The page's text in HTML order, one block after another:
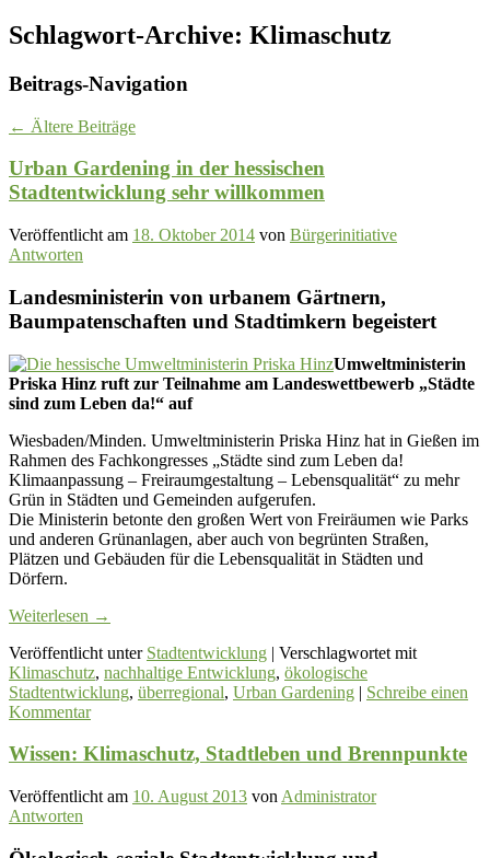
Schlagwort-Archive: Klimaschutz
Beitrags-Navigation
← Ältere Beiträge
Urban Gardening in der hessischen
Stadtentwicklung sehr willkommen
Veröffentlicht am 18. Oktober 2014 von Bürgerinitiative
Antworten
Landesministerin von urbanem Gärtnern,
Baumpatenschaften und Stadtimkern begeistert
Umweltministerin
Priska Hinz ruft zur Teilnahme am Landeswettbewerb „Städte
sind zum Leben da!“ auf
Wiesbaden/Minden. Umweltministerin Priska Hinz hat in Gießen im
Rahmen des Fachkongresses „Städte sind zum Leben da!
Klimaanpassung – Freiraumgestaltung – Lebensqualität“ zu mehr
Grün in Städten und Gemeinden aufgerufen.
Die Ministerin betonte den großen Wert von Freiräumen wie Parks
und anderen Grünanlagen, aber auch von begrünten Straßen,
Plätzen und Gebäuden für die Lebensqualität in Städten und
Dörfern.
Weiterlesen →
Veröffentlicht unter Stadtentwicklung | Verschlagwortet mit
Klimaschutz, nachhaltige Entwicklung, ökologische
Stadtentwicklung, überregional, Urban Gardening | Schreibe einen
Kommentar
Wissen: Klimaschutz, Stadtleben und Brennpunkte
Veröffentlicht am 10. August 2013 von Administrator
Antworten